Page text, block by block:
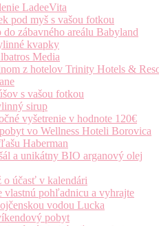
LadeeVita
pod myš s vašou fotkou
zábavného areálu Babyland
kvapky
Media
z hotelov Trinity Hotels &
s vašou fotkou
sirup
vyšetrenie v hodnote 120€
vo Wellness Hoteli Borovica
Haberman
a unikátny BIO arganový olej
o účasť v kalendári
vlastnú pohľadnicu a vyhrajte
vodou Lucka
pobyt